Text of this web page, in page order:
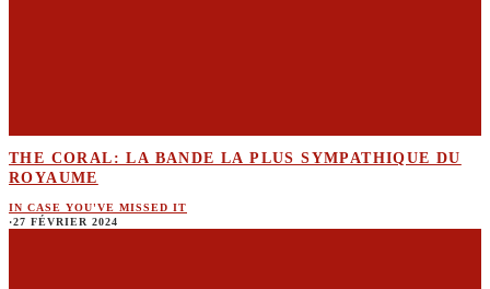
THE CORAL: LA BANDE LA PLUS SYMPATHIQUE DU
ROYAUME
IN CASE YOU'VE MISSED IT
·27 FÉVRIER 2024